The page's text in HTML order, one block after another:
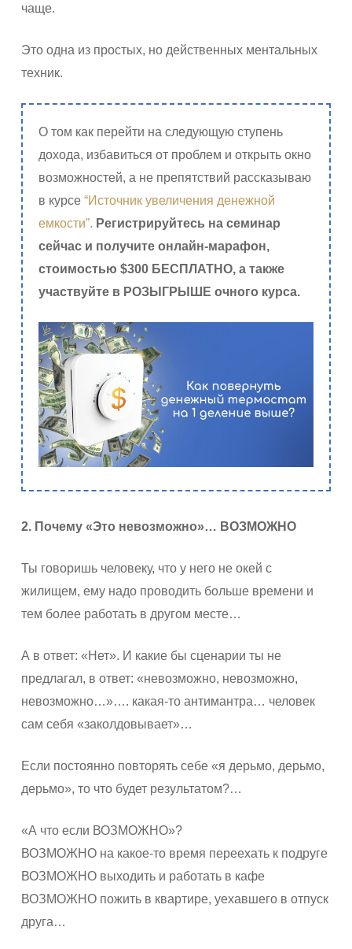
чаще.
Это одна из простых, но действенных ментальных
техник.
О том как перейти на следующую ступень
дохода, избавиться от проблем и открыть окно
возможностей, а не препятствий рассказываю
в курсе“Источник увеличения денежной
емкости”. Регистрируйтесь на семинар
сейчас и получите онлайн-марафон,
стоимостью $300 БЕСПЛАТНО, а также
участвуйте в РОЗЫГРЫШЕ очного курса.
2. Почему «Это невозможно»… ВОЗМОЖНО
Ты говоришь человеку, что у него не окей с
жилищем, ему надо проводить больше времени и
тем более работать в другом месте…
А в ответ: «Нет». И какие бы сценарии ты не
предлагал, в ответ: «невозможно, невозможно,
невозможно…»…. какая-то антимантра… человек
сам себя «заколдовывает»…
Если постоянно повторять себе «я дерьмо, дерьмо,
дерьмо», то что будет результатом?…
«А что если ВОЗМОЖНО»?
ВОЗМОЖНО на какое-то время переехать к подруге
ВОЗМОЖНО выходить и работать в кафе
ВОЗМОЖНО пожить в квартире, уехавшего в отпуск
друга…